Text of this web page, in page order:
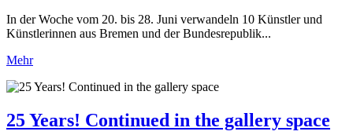
In der Woche vom 20. bis 28. Juni verwandeln 10 Künstler und
Künstlerinnen aus Bremen und der Bundesrepublik...
Mehr
25 Years! Continued in the gallery space